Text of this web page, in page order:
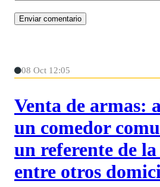
08 Oct 12:05
Venta de armas:
un comedor
un referente de
entre otros